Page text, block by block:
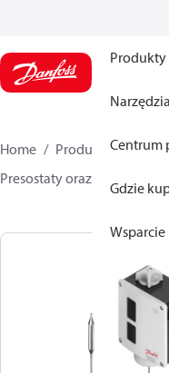
Produkty
Narzędzia
Centrum
Gdzie
Wsparcie
Home Produkty
Presostaty oraz termostaty